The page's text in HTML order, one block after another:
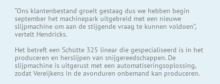
“Ons klantenbestand groeit gestaag dus we hebben begin
september het machinepark uitgebreid met een nieuwe
slijpmachine om aan de stijgende vraag te kunnen voldoen”,
vertelt Hendricks.
Het betreft een Schütte 325 linear die gespecialiseerd is in het
produceren en herslijpen van snijgereedschappen. De
slijpmachine is uitgerust met een automatiseringsoplossing,
zodat Vereijkens in de avonduren onbemand kan produceren.